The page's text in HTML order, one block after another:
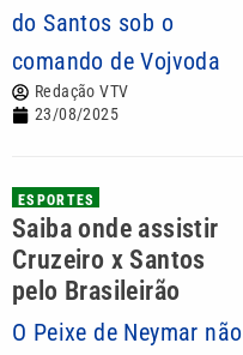
do Santos sob o
comando de Vojvoda
Redação VTV
23/08/2025
ESPORTES
Saiba onde assistir
Cruzeiro x Santos
pelo Brasileirão
O Peixe de Neymar não